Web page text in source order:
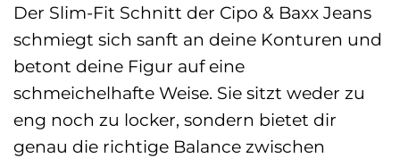
Der Slim-Fit Schnitt der Cipo & Baxx Jeans
schmiegt sich sanft an deine Konturen und
betont deine Figur auf eine
schmeichelhafte Weise. Sie sitzt weder zu
eng noch zu locker, sondern bietet dir
genau die richtige Balance zwischen